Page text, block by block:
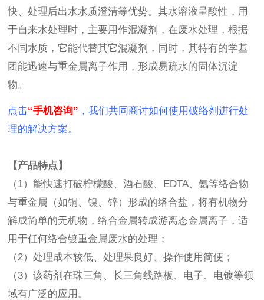
快、处理后出水水质澄清等优势。其水溶液呈酸性，用
于自来水处理时，主要用作混凝剂，在废水处理，根据
不同水质，它能代替其它混凝剂，同时，其特有的学基
团能迅速与重金属离子作用，形成易疏水的固体沉淀
物。
点击“手机咨询” ，我们共同商讨如何使用破络剂进行处
理的解决方案。
【产品特点】
（1）能快速打破柠檬酸、酒石酸、EDTA、氨等络合物
与重金属（如铜、镍、锌）形成的络合盐，将有机物分
解成简单的无机物，络合金属转成游离态金属离子，适
用于任何络合镀重金属废水的处理；
（2）处理成本较低、处理果良好、操作使用简便；
（3）该药剂在珠三角、长三角线路板、电子、电镀等领
域有广泛的应用。